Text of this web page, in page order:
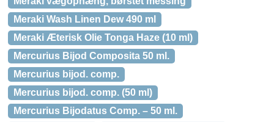
Meraki Wash Linen Dew 490 ml
Meraki Æterisk Olie Tonga Haze (10 ml)
Mercurius Bijod Composita 50 ml.
Mercurius bijod. comp.
Mercurius bijod. comp. (50 ml)
Mercurius Bijodatus Comp. – 50 ml.